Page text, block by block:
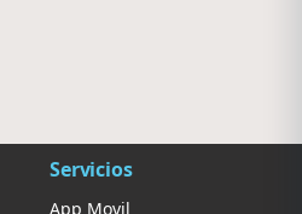
Servicios
App Movil